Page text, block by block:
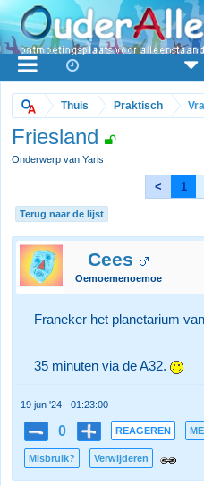
Thuis Praktisch
Friesland
Onderwerp van Yaris
< 1
Terug naar de lijst
Cees
Oemoemenoemoe
Franeker het planetarium
35 minuten via de A32.
19 jun '24 - 01:23:00
0 REAGEREN
Misbruik? Verwijderen